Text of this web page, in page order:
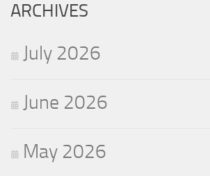
ARCHIVES
July 2026
June 2026
May 2026